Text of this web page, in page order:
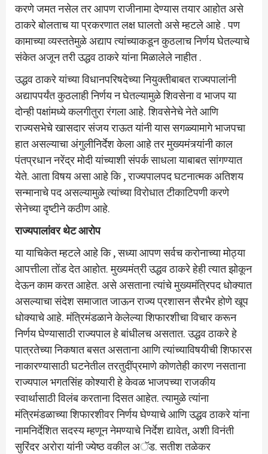
करणे जमत नसेल तर आपण राजीनामा देण्यास तयार आहोत असे
ठाकरे बोलताच या प्रकरणात लक्ष घालतो असे म्हटले आहे . पण
कामाच्या व्यस्ततेमुळे अद्याप त्यांच्याकडून कुठलाच निर्णय घेतल्याचे
संकेत अजून तरी उद्धव ठाकरे यांना मिळालेले नाहीत .
उद्धव ठाकरे यांच्या विधानपरिषदेच्या नियुक्तीबाबत राज्यपालांनी
अद्यापपर्यंत कुठलाही निर्णय न घेतल्यामुळे शिवसेना व भाजप या
दोन्ही पक्षांमध्ये कलगीतुरा रंगला आहे. शिवसेनेचे नेते आणि
राज्यसभेचे खासदार संजय राऊत यांनी यास सगळ्यामागे भाजपचा
हात असल्याचा अंगुलीनिर्देश केला आहे तर मुख्यमंत्र्यांनी काल
पंतप्रधान नरेंद्र मोदी यांच्याशी संपर्क साधला याबाबत सांगण्यात
येते. आता विषय असा आहे कि , राज्यपालपद घटनात्मक अतिशय
सन्मानाचे पद असल्यामुळे त्यांच्या विरोधात टीकाटिपणी करणे
सेनेच्या दृष्टीने कठीण आहे.
राज्यपालांवर थेट आरोप
या याचिकेत म्हटले आहे कि , सध्या आपण सर्वच करोनाच्या मोठ्या
आपत्तीला तोंड देत आहोत. मुख्यमंत्री उद्धव ठाकरे हेही त्यात झोकून
देऊन काम करत आहेत. असे असताना त्यांचे मुख्यमंत्रिपद धोक्यात
असल्याचा संदेश समाजात जाऊन राज्य प्रशासन सैरभैर होणे खूप
धोक्याचे आहे. मंत्रिमंडळाने केलेल्या शिफारशीचा विचार करून
निर्णय घेण्यासाठी राज्यपाल हे बांधीलच असतात. उद्धव ठाकरे हे
पात्रतेच्या निकषात बसत असताना आणि त्यांच्याविषयीची शिफारस
नाकारण्यासाठी घटनेतील तरतुदींप्रमाणे कोणतेही कारण नसताना
राज्यपाल भगतसिंह कोश्यारी हे केवळ भाजपच्या राजकीय
स्वार्थासाठी विलंब करताना दिसत आहेत. त्यामुळे त्यांना
मंत्रिमंडळाच्या शिफारशीवर निर्णय घेण्याचे आणि उद्धव ठाकरे यांना
नामनिर्देशित सदस्य म्हणून नेमण्याचे निर्देश द्यावेत, अशी विनंती
सुरिंदर अरोरा यांनी ज्येष्ठ वकील अॅड. सतीश तळेकर